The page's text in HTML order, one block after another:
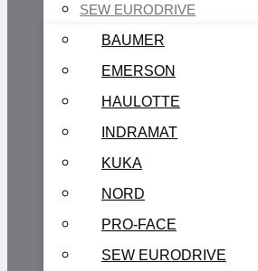
SEW EURODRIVE
BAUMER
EMERSON
HAULOTTE
INDRAMAT
KUKA
NORD
PRO-FACE
SEW EURODRIVE